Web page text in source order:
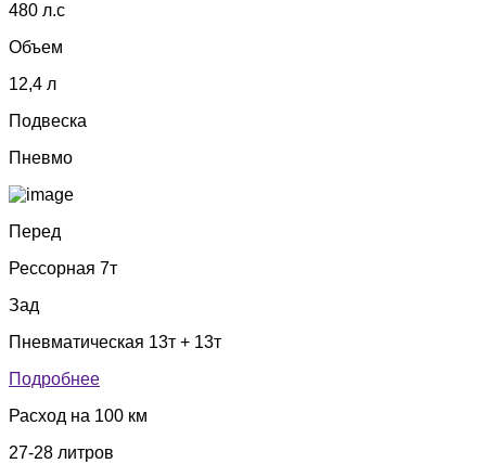
480 л.с
Объем
12,4 л
Подвеска
Пневмо
Перед
Рессорная 7т
Зад
Пневматическая 13т + 13т
Подробнее
Расход на 100 км
27-28 литров